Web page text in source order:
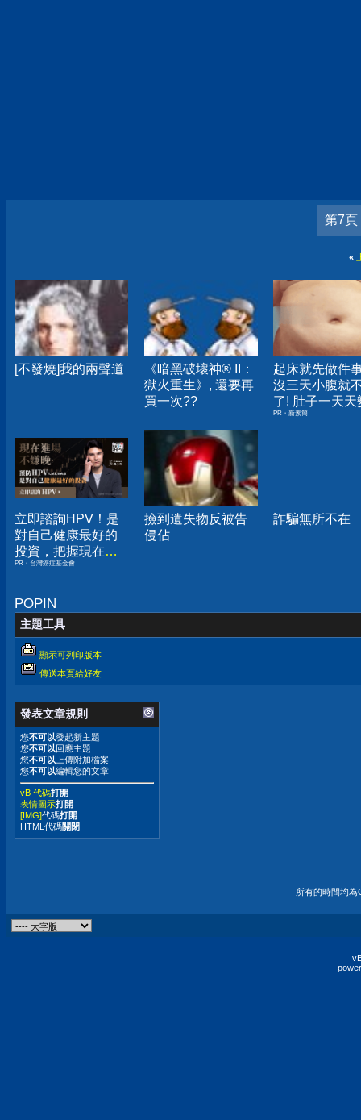
第7頁
«
[不發燒]我的兩聲道
《暗黑破壞神® II：
獄火重生》, 還要再
買一次??
起床就先做件
沒三天小腹就
了! 肚子一天天
小！
PR・新素簡
立即諮詢HPV！是
對自己健康最好的
投資，把握現在不
嫌晚！
PR・台灣癌症基金會
撿到遺失物反被告
侵佔
詐騙無所不在
POPIN
主題工具
顯示可列印版本
傳送本頁給好友
發表文章規則
您不可以發起新主題
您不可以 回應主題
您不可以 上傳附加檔案
您不可以編輯您的文章
vB 代碼打開
表情圖示打開
[IMG]代碼打開
HTML代碼關閉
所有的時間均為